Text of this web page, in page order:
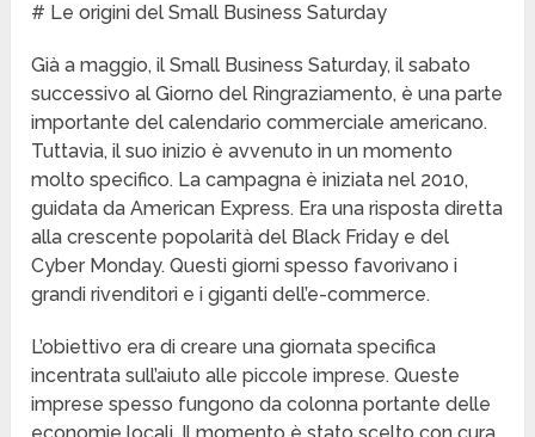
# Le origini del Small Business Saturday
Già a maggio, il Small Business Saturday, il sabato
successivo al Giorno del Ringraziamento, è una parte
importante del calendario commerciale americano.
Tuttavia, il suo inizio è avvenuto in un momento
molto specifico. La campagna è iniziata nel 2010,
guidata da American Express. Era una risposta diretta
alla crescente popolarità del Black Friday e del
Cyber Monday. Questi giorni spesso favorivano i
grandi rivenditori e i giganti dell’e-commerce.
L’obiettivo era di creare una giornata specifica
incentrata sull’aiuto alle piccole imprese. Queste
imprese spesso fungono da colonna portante delle